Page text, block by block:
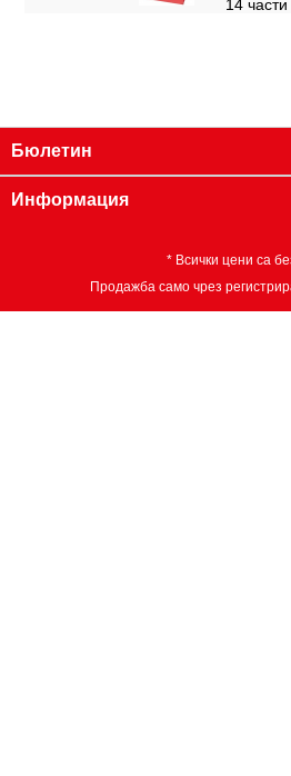
14 части
Бюлетин
Информация
* Всички цени са
Продажба само чрез